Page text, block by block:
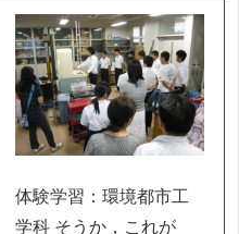
体験学習：環境都市工
学科 そうか，これが